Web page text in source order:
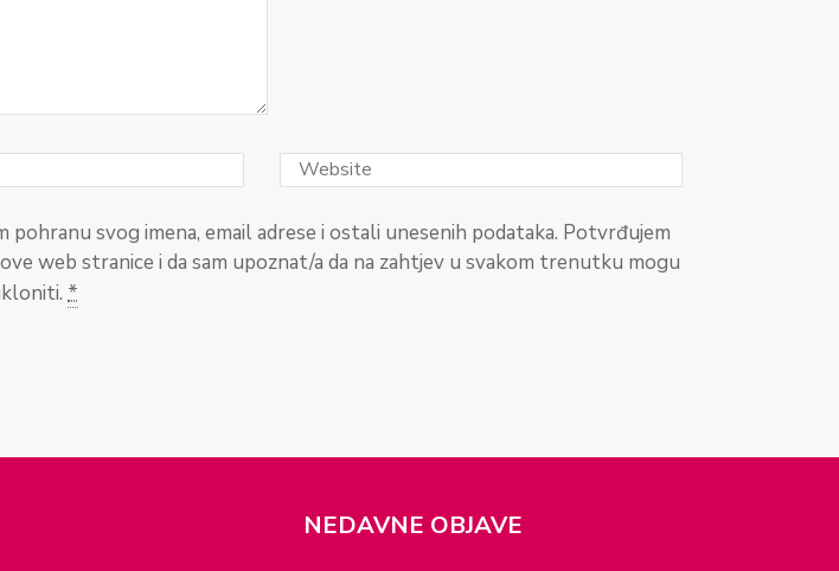
svog imena, email adrese i ostali unesenih podataka. Potvrđujem
ove web stranice i da sam upoznat/a da na zahtjev u svakom trenutku mogu
*
NEDAVNE OBJAVE